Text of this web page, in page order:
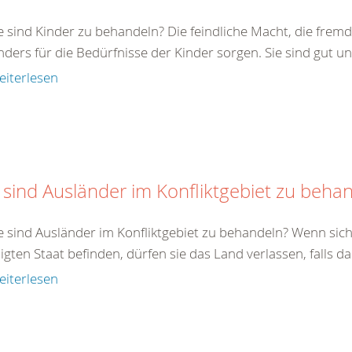
sind Kinder zu behandeln? Die feindliche Macht, die
für die Bedürfnisse der Kinder sorgen. Sie sind gut
Ausländer im Konfliktgebiet zu
sind Ausländer im Konfliktgebiet zu behandeln? Wenn
Staat befinden, dürfen sie das Land verlassen, falls